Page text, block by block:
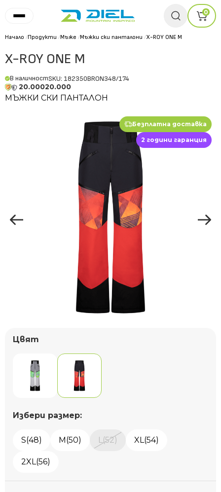
0
Начало /Продукти /Мъже /Мъжки ски панталони /X-ROY ONE M
X-ROY ONE M
В наличностSKU: 182350BRON348/174
20.00020.000
МЪЖКИ СКИ ПАНТАЛОН
Безплатна доставка
2 години гаранция
Цвят
Избери размер:
S(48) M(50) L(52) XL(54)
2XL(56)